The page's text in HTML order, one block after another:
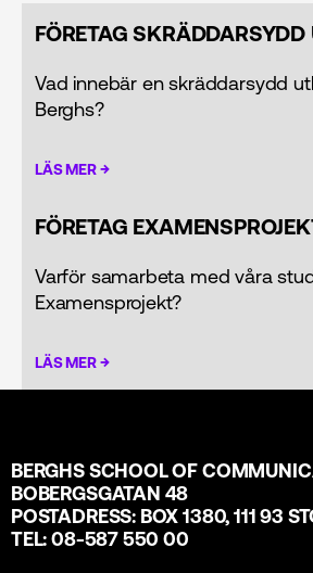
FÖRETAG
Vad innebär en skräddarsydd
Berghs?
LÄS MER→
FÖRETAG
Varför samarbeta med våra
Examensprojekt?
LÄS MER→
BERGHS SCHOOL OF
BOBERGSGATAN 48
POSTADRESS: BOX 1380, 111 93
TEL: 08-587 550 00